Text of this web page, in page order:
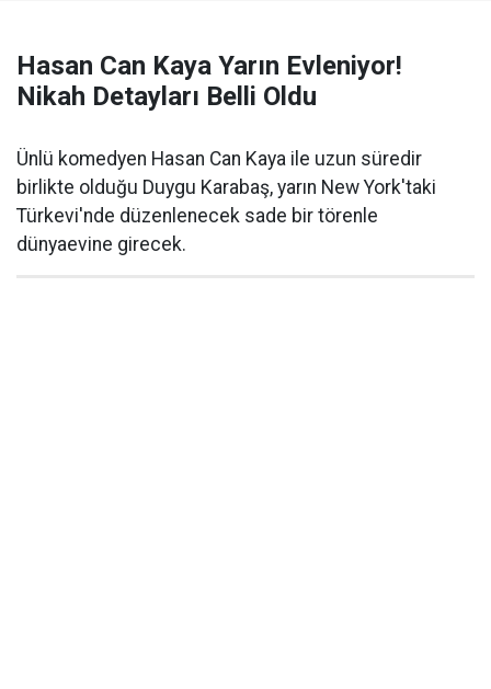
Hasan Can Kaya Yarın Evleniyor!
Nikah Detayları Belli Oldu
Ünlü komedyen Hasan Can Kaya ile uzun süredir
birlikte olduğu Duygu Karabaş, yarın New York'taki
Türkevi'nde düzenlenecek sade bir törenle
dünyaevine girecek.